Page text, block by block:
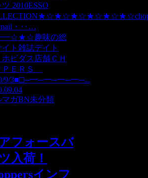
ツ 2010ESSO
・‥…
趣味の総
ト雑誌デイト
ホビダス店舗ＣＨ
ＰＥＲＳ
9/3■□─━─━─━─━─...
マガBN未分類
フォースバ
入荷！
インフ